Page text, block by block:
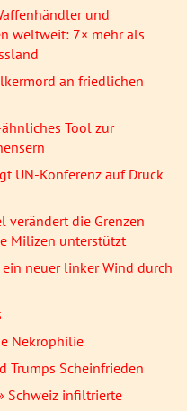
und
weltweit: 7× mehr als
an friedlichen
Tool zur
UN-Konferenz auf Druck
verändert die Grenzen
Milizen unterstützt
neuer linker Wind durch
Nekrophilie
Trumps Scheinfrieden
Schweiz infiltrierte